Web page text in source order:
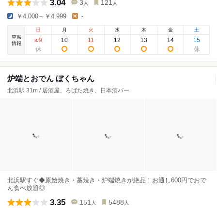
3.04 3 人 121 人
￥4,000～￥4,999 -
空席
情報
日
8/9
月
10
火
11
水
12
木
13
金
14
土
15
炉端とおでん ぼくちゃん
北浜駅 31m / 居酒屋、ろばた焼き、日本酒バー
北浜駅すぐ◆原始焼き・藁焼き・炉端焼きが絶品！お通し600円でおで
ん食べ放題◎
3.35 151 人 5488 人